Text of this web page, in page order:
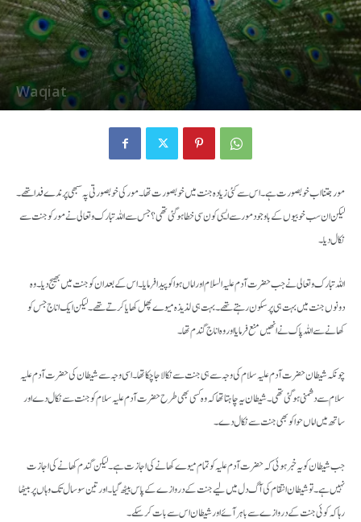
Waqiat
مور کو جنت سے کیون نکالا گیا؟
741 0
مور جتنا اب خوبصورت ہے۔ اس سے کئی زیادہ جنت میں خوبصورت تھا۔ مور کی خوبصورتی پہ سبھی پرندے فدا تھے۔
لیکن ان سب خوبیوں کے باوجود مور سے ایسی کون سی خطا ہو گئی تھی؟ جس سے اللہ تبارک و تعالی نے مور کو جنت سے
نکال دیا۔
اللہ تبارک و تعالی نے جب حضرت آدم علیہ السلام اور اماں ہوا کو پیدا فرمایا۔ اس کے بعد ان کو جنت میں بھیج دیا۔ وہ
دونوں جنت میں بہت ہی پرسکون رہتے تھے۔ بہت ہی لذیذہ میوے پھل کھایا کرتے تھے۔ لیکن ایک اناج جس کو
کھانے سے اللہ پاک نے انھیں منع فرمایا اور وہ اناج گندم تھا۔
چونکہ شیطان حضرت آدم علیہ سلام کی وجہ سے ہی جنت سے نکالا جا چکا تھا۔ اسی وجہ سے شیطان کی حضرت آدم علیہ
سلام سے دشمنی ہو گئی تھی۔ شیطان یہ چاہتا تھا کہ وہ کسی بھی طرح حضرت آدم علیہ سلام کو جنت سے نکال دے اور
ساتھ میں اماں حوا کو بھی جنت سے نکال دے۔
جب شیطان کو یہ خبر ہوئی کہ حضرت آدم علیہ کو تمام میوے کھانے کی اجازت ہے۔ لیکن گندم کھانے کی اجازت
نہیں ہے۔ تو شیطان انتقام کی آگ دل میں لیے جنت کے دروازے کے پاس بیٹھ گیا۔ اور تین سو سال تک وہاں پر بیٹھا
رہا کہ کوئی جنت کے دروازے سے باہر آئے اور شیطان اس سے بات کر سکے۔